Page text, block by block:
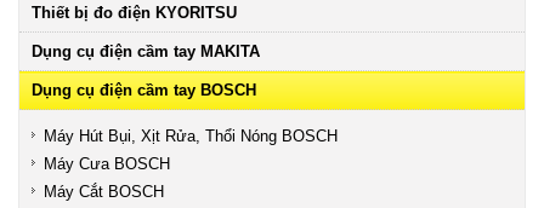
Thiết bị đo điện KYORITSU
Dụng cụ điện cầm tay MAKITA
Dụng cụ điện cầm tay BOSCH
Máy Hút Bụi, Xịt Rửa, Thổi Nóng BOSCH
Máy Cưa BOSCH
Máy Cắt BOSCH